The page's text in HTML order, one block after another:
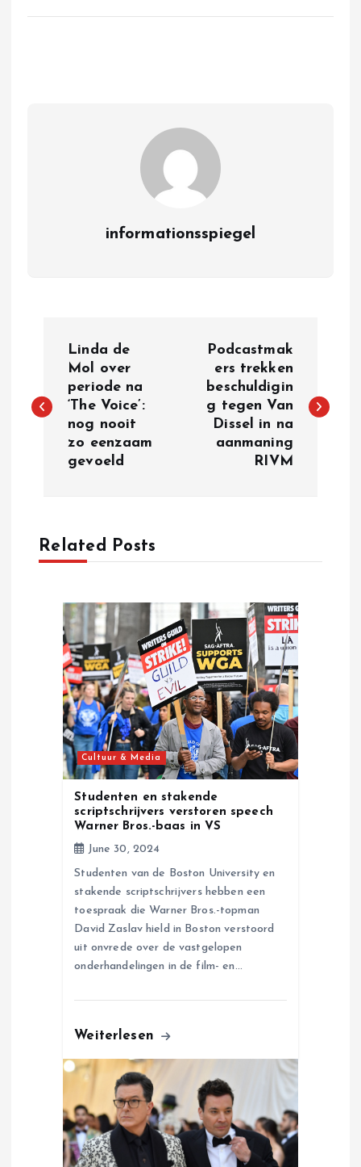
informationsspiegel
s
a
v
Linda de
Mol over
periode na
‘The Voice’:
nog nooit
zo eenzaam
gevoeld
Podcastmak
ers trekken
beschuldigin
g tegen Van
Dissel in na
aanmaning
RIVM
Related Posts
Cultuur & Media
Studenten en stakende
scriptschrijvers verstoren speech
Warner Bros.-baas in VS
June 30, 2024
Studenten van de Boston University en
stakende scriptschrijvers hebben een
toespraak die Warner Bros.-topman
David Zaslav hield in Boston verstoord
uit onvrede over de vastgelopen
onderhandelingen in de film- en…
Weiterlesen